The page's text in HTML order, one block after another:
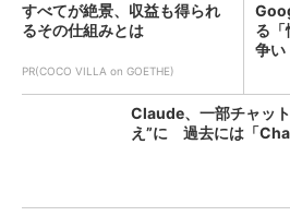
すべてが絶景、収益も得られ
るその仕組みとは
PR(COCO VILLA on GOETHE)
る「
争
Claude、一部チャッ
え”に 過去には「